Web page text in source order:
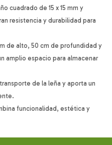
cuadrado de 15 x 15 mm y
resistencia y durabilidad para
de alto, 50 cm de profundidad y
amplio espacio para almacenar
de la leña y aporta un
funcionalidad, estética y